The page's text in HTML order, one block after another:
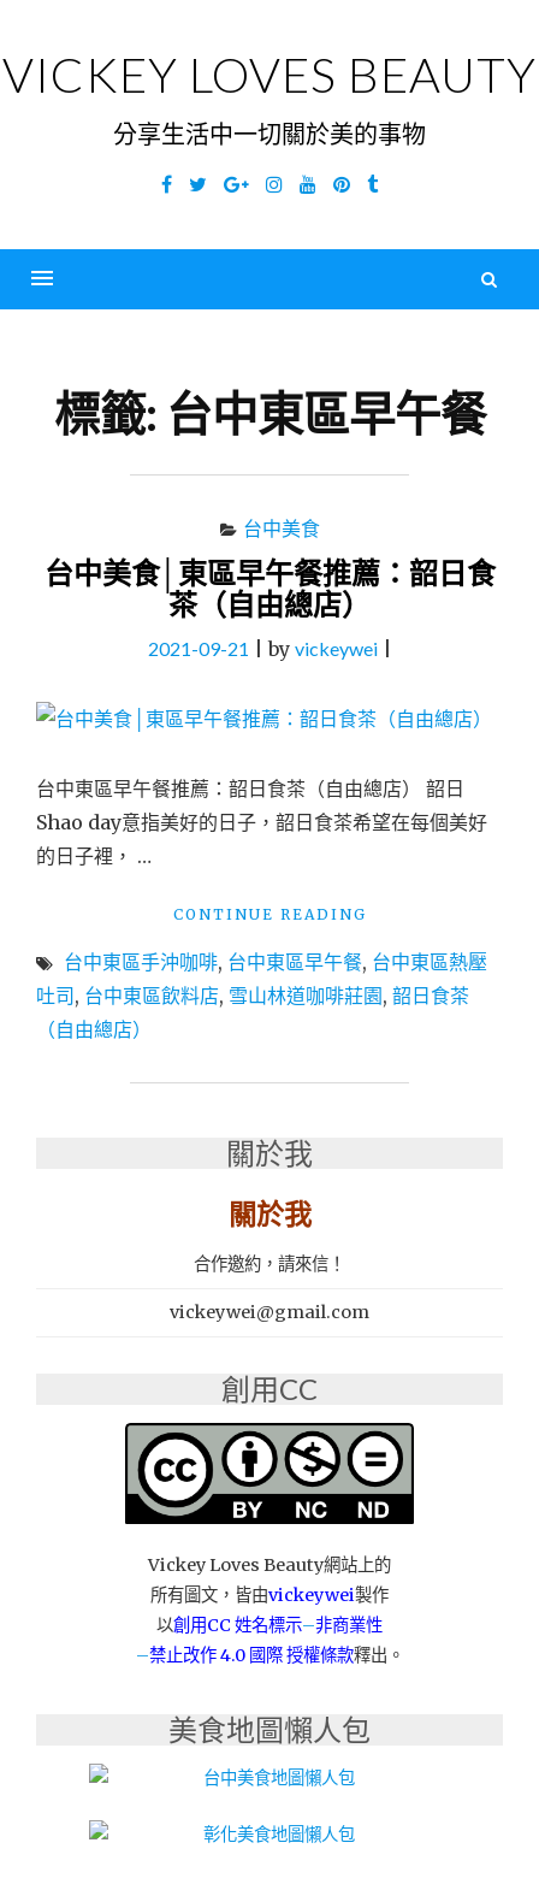
content
VICKEY LOVES BEAUTY
分享生活中一切關於美的事物
Facebook
TwitterGoogleInstagramYouTubePinterest
Tumblr
標籤: 台中東區早午餐
台中美食
台中美食│東區早午餐推薦：韶日食
茶（自由總店）
2021-09-21 |by vickeywei|
台中東區早午餐推薦：韶日食茶（自由總店） 韶日
Shao day意指美好的日子，韶日食茶希望在每個美好
的日子裡， …
CONTINUE READING
美
食
（自
台中東區手沖咖啡, 台中東區早午餐, 台中東區熱壓
吐司, 台中東區飲料店, 雪山林道咖啡莊園, 韶日食茶
（自由總店）
關於我
關於我
合作邀約，請來信！
vickeywei@gmail.com
創用CC
Vickey Loves Beauty網站上的
所有圖文，皆由vickeywei製作
以創用CC 姓名標示–非商業性
–禁止改作4.0 國際 授權條款釋出。
美食地圖懶人包